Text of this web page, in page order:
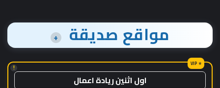
مواقع صديقة +
!
اول اثنين ريادة اعمال